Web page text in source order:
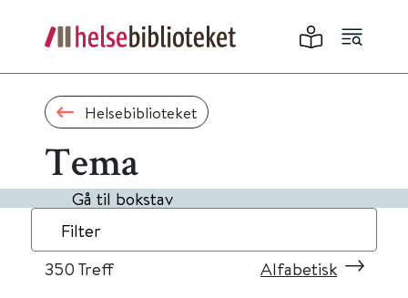
Helsebiblioteket
Tema
Gå til bokstav
Filter
350 Treff Alfabetisk